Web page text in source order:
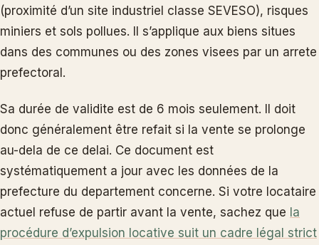
(proximité d’un site industriel classe SEVESO), risques
miniers et sols pollues. Il s’applique aux biens situes
dans des communes ou des zones visees par un arrete
prefectoral.
Sa durée de validite est de 6 mois seulement. Il doit
donc généralement être refait si la vente se prolonge
au-dela de ce delai. Ce document est
systématiquement a jour avec les données de la
prefecture du departement concerne. Si votre locataire
actuel refuse de partir avant la vente, sachez que la
procédure d’expulsion locative suit un cadre légal strict